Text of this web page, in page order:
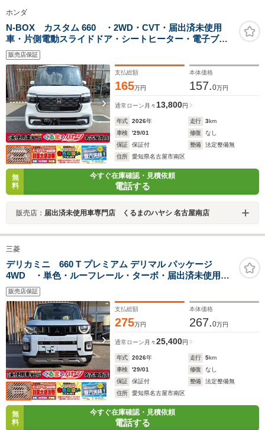
ホンダ
N-BOX カスタム 660 ・2WD・CVT・届出済未使用
車・片側電動スライドドア・シートヒーター・電子ブレ
ーキ・ブレーキホールド・LEDヘッドライト・クリアラ
ンスソナー・アイドリングストップ・バックカメラ
販売店保証
支払総額
165万円
本体価格
157.0万円
通常ローン 月々13,800円
年式 2026年 走行 3km
車検
'29/01 修復
なし
保証
保証付 整備
法定整備無
住所
愛知県名古屋市南区
無
料
今すぐ在庫確認・見積依頼
電話する
販売店： 届出済未使用車専門店 くるまのハヤシ 名古屋南店
三菱
デリカミニ 660 T プレミアム デリマル パッケージ
4WD ・単色・ルーフレール・ターボ・届出済未使用
車・12.3インチGooleディスプレイ・ETC2.0・前後ドラ
イブレコーダー・デジタルインナーミラー・アラウンド
モニター
販売店保証
支払総額
275万円
本体価格
267.0万円
通常ローン 月々25,400円
年式 2026年 走行 5km
車検
'29/01 修復
なし
保証
保証付 整備
法定整備無
住所
愛知県名古屋市南区
無
料
今すぐ在庫確認・見積依頼
電話する